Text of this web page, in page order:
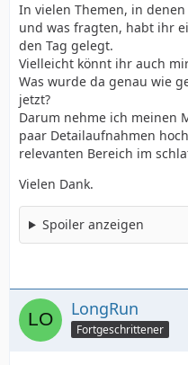
In vielen Themen, in
und was fragten, habt ihr
den Tag gelegt.
Vielleicht könnt ihr auch
Was wurde da genau wie
jetzt?
Darum nehme ich meinen
paar Detailaufnahmen
relevanten Bereich im
Vielen Dank.
Spoiler anzeigen
LongRun
Fortgeschrittener